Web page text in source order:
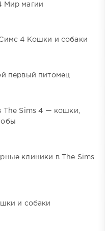
Мир магии
4 Кошки и собаки
первый питомец
The Sims 4 — кошки,
клиники в The Sims
и собаки